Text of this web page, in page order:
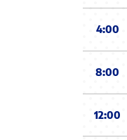
4:00
8:00
12:00